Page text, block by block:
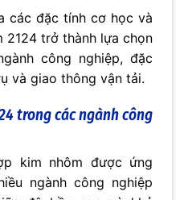
các đặc tính cơ học và
trở thành lựa chọn
công nghiệp, đặc
và giao thông vận tải.
trong các ngành công
kim nhôm được ứng
ngành công nghiệp